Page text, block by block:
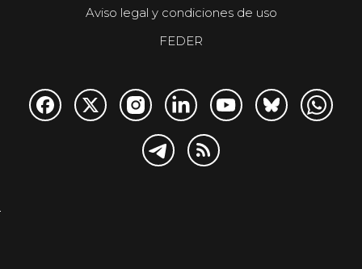
Aviso legal y condiciones de uso
FEDER